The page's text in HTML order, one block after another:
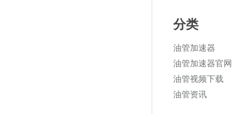
分类
油管加速器
油管加速器官网
油管视频下载
油管资讯